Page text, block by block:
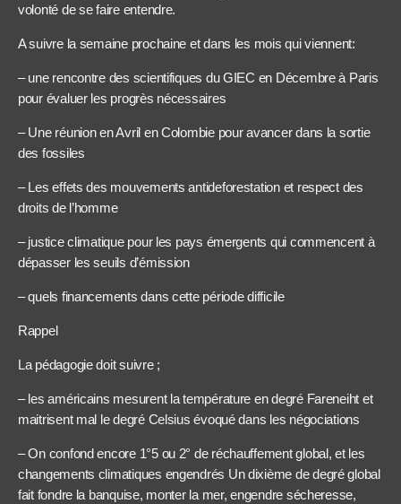
volonté de se faire entendre.
A suivre la semaine prochaine et dans les mois qui viennent:
– une rencontre des scientifiques du GIEC en Décembre à Paris
pour évaluer les progrès nécessaires
– Une réunion en Avril en Colombie pour avancer dans la sortie
des fossiles
– Les effets des mouvements antideforestation et respect des
droits de l’homme
– justice climatique pour les pays émergents qui commencent à
dépasser les seuils d’émission
– quels financements dans cette période difficile
Rappel
La pédagogie doit suivre ;
– les américains mesurent la température en degré Fareneiht et
maitrisent mal le degré Celsius évoqué dans les négociations
– On confond encore 1°5 ou 2° de réchauffement global, et les
changements climatiques engendrés Un dixième de degré global
fait fondre la banquise, monter la mer, engendre sécheresse,